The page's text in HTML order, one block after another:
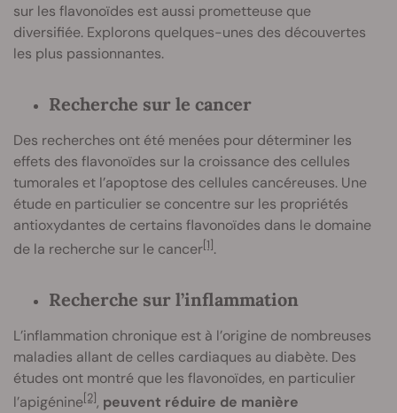
sur les flavonoïdes est aussi prometteuse que
diversifiée. Explorons quelques-unes des découvertes
les plus passionnantes.
Recherche sur le cancer
Des recherches ont été menées pour déterminer les
effets des flavonoïdes sur la croissance des cellules
tumorales et l’apoptose des cellules cancéreuses. Une
étude en particulier se concentre sur les propriétés
antioxydantes de certains flavonoïdes dans le domaine
de la recherche sur le cancer[1].
Recherche sur l’inflammation
L’inflammation chronique est à l’origine de nombreuses
maladies allant de celles cardiaques au diabète. Des
études ont montré que les flavonoïdes, en particulier
l’apigénine[2], peuvent réduire de manière